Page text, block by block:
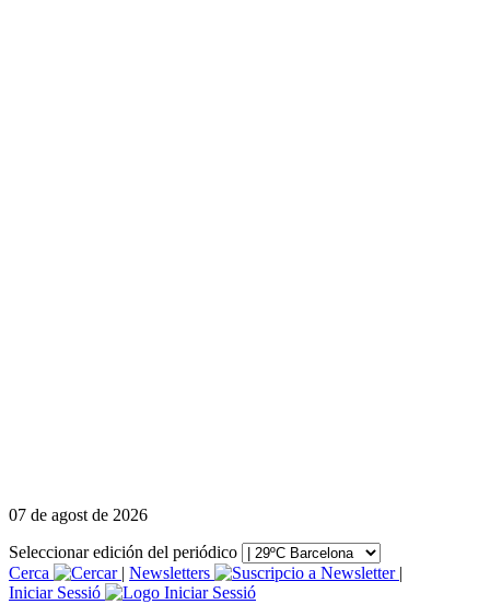
07 de agost de 2026
Seleccionar edición del periódico
Cerca
| Newsletters
|
Iniciar Sessió